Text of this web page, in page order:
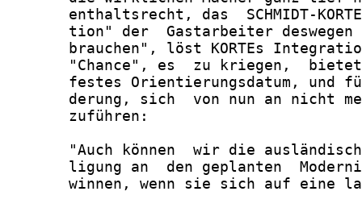
enthaltsrecht, das  SCHMIDT-
tion" der  Gastarbeiter
brauchen", löst KORTEs
"Chance", es  zu kriegen,
festes Orientierungsdatum, und
derung, sich  von nun an nicht
       zuführen:
"Auch können  wir die
ligung an  den geplanten
winnen, wenn sie sich auf eine